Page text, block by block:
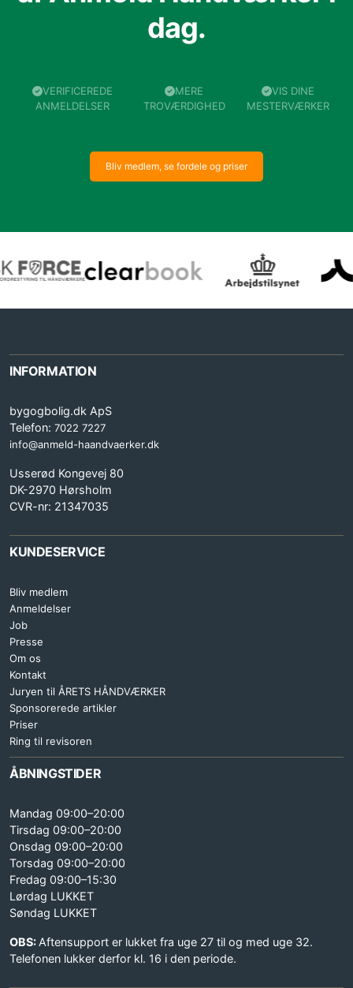
dag.
VERIFICEREDE
ANMELDELSER
MERE
TROVÆRDIGHED
VIS DINE
MESTERVÆRKER
Bliv medlem, se fordele og priser
INFORMATION
bygogbolig.dk ApS
Telefon: 7022 7227
info@anmeld-haandvaerker.dk
Usserød Kongevej 80
DK-2970 Hørsholm
CVR-nr: 21347035
KUNDESERVICE
Bliv medlem
Anmeldelser
Job
Presse
Om os
Kontakt
Juryen til ÅRETS HÅNDVÆRKER
Sponsorerede artikler
Priser
Ring til revisoren
ÅBNINGSTIDER
Mandag 09:00–20:00
Tirsdag 09:00–20:00
Onsdag 09:00–20:00
Torsdag 09:00–20:00
Fredag 09:00–15:30
Lørdag LUKKET
Søndag LUKKET
OBS: Aftensupport er lukket fra uge 27 til og med uge 32.
Telefonen lukker derfor kl. 16 i den periode.